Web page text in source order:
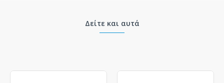
Δείτε και αυτά